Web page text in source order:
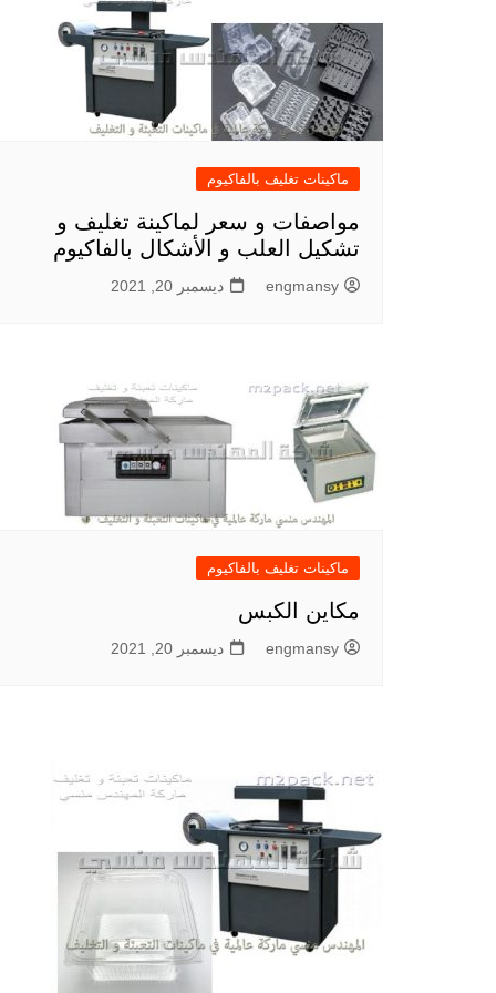
ماكينات تغليف بالفاكيوم
مواصفات و سعر لماكينة تغليف و
تشكيل العلب و الأشكال بالفاكيوم
engmansy ديسمبر 20, 2021
ماكينات تغليف بالفاكيوم
مكاين الكبس
engmansy ديسمبر 20, 2021